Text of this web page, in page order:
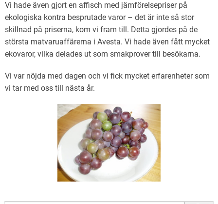
Vi hade även gjort en affisch med jämförelsepriser på
ekologiska kontra besprutade varor – det är inte så stor
skillnad på priserna, kom vi fram till. Detta gjordes på de
största matvaruaffärerna i Avesta. Vi hade även fått mycket
ekovaror, vilka delades ut som smakprover till besökarna.
Vi var nöjda med dagen och vi fick mycket erfarenheter som
vi tar med oss till nästa år.